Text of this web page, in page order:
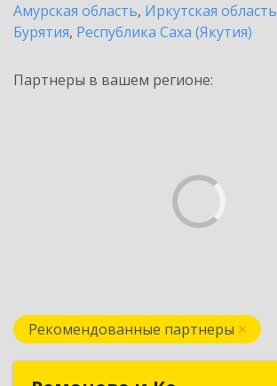
Амурская область, Иркутская область
Бурятия, Республика Саха (Якутия)
Партнеры в вашем регионе:
Рекомендованные партнеры